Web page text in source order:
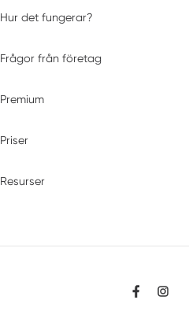
Hur det fungerar?
Frågor från företag
Premium
Priser
Resurser